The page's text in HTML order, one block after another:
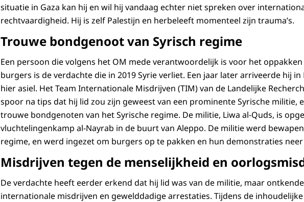
situatie in Gaza kan hij en wil hij vandaag echter niet spreken over
rechtvaardigheid. Hij is zelf Palestijn en herbeleeft momenteel zijn trauma’s.
Trouwe bondgenoot van Syrisch regime
Een persoon die volgens het OM mede verantwoordelijk is voor het
burgers is de verdachte die in 2019 Syrie verliet. Een jaar later arriveerde hij
hier asiel. Het Team Internationale Misdrijven (TIM) van de Landelijke
spoor na tips dat hij lid zou zijn geweest van een prominente Syrische militie,
trouwe bondgenoten van het Syrische regime. De militie, Liwa al-Quds, is
vluchtelingenkamp al-Nayrab in de buurt van Aleppo. De militie werd
regime, en werd ingezet om burgers op te pakken en hun demonstraties neer
Misdrijven tegen de menselijkheid en
De verdachte heeft eerder erkend dat hij lid was van de militie, maar
internationale misdrijven en gewelddadige arrestaties. Tijdens de